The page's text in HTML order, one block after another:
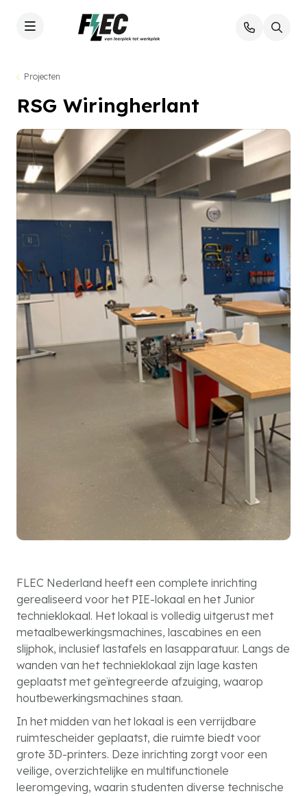
Projecten
RSG Wiringherlant
FLEC Nederland heeft een complete inrichting
gerealiseerd voor het PIE-lokaal en het Junior
technieklokaal. Het lokaal is volledig uitgerust met
metaalbewerkingsmachines, lascabines en een
slijphok, inclusief lastafels en lasapparatuur. Langs de
wanden van het technieklokaal zijn lage kasten
geplaatst met geïntegreerde afzuiging, waarop
houtbewerkingsmachines staan.
In het midden van het lokaal is een verrijdbare
ruimtescheider geplaatst, die ruimte biedt voor
grote 3D-printers. Deze inrichting zorgt voor een
veilige, overzichtelijke en multifunctionele
leeromgeving, waarin studenten diverse technische